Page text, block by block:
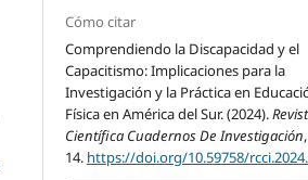
Cómo citar
Comprendiendo la Discapacidad y el
Capacitismo: Implicaciones para la
Investigación y la Práctica en
Física en América del Sur. (2024).
Científica Cuadernos De Investigación
14. https://doi.org/10.59758/